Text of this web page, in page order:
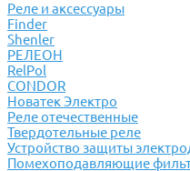
Реле и аксессуары
Finder
Shenler
РЕЛЕОН
RelPol
CONDOR
Новатек Электро
Реле отечественные
Твердотельные реле
Устройство защиты
Помехоподавляющие